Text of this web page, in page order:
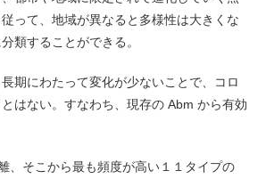
って、地域が異なると多様性は大きくな
類することができる。
期にわたって変化が少ないことで、コロ
はない。すなわち、現存の Abm から有効
、そこから最も頻度が高い１１タイプの